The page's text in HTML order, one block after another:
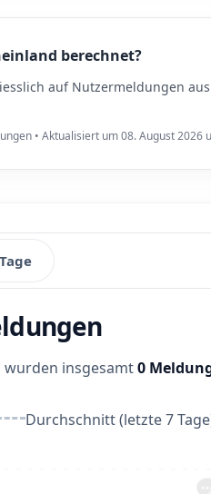
berechnet?
auf Nutzermeldungen
• Aktualisiert um 08. August 2026
wurden insgesamt0
Durchschnitt (letzte 7